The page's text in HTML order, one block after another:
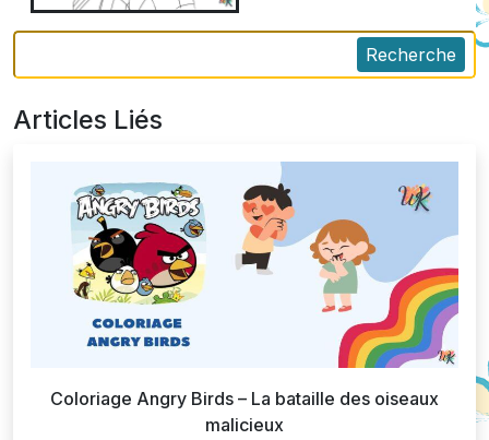
Recherche
Articles Liés
Coloriage Angry Birds – La bataille des oiseaux
malicieux